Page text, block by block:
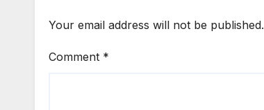
Your email address will not be published.
Comment *